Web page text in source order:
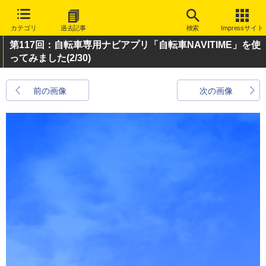
カテゴリ 過去記事 検索 Impressサイト
第117回：自転車専用ナビアプリ「自転車NAVITIME」を使
ってみました(2/30)
前の画像 次の画像